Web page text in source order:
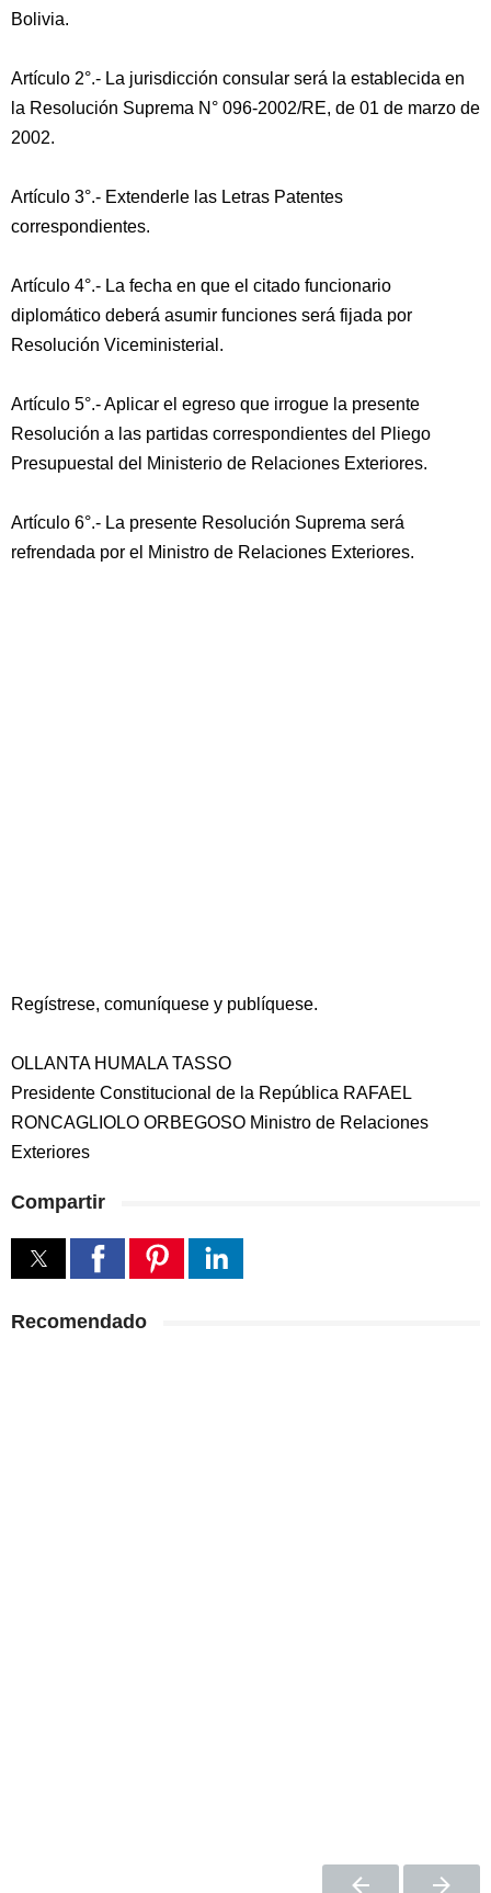
Bolivia.
Artículo 2°.- La jurisdicción consular será la establecida en
la Resolución Suprema N° 096-2002/RE, de 01 de marzo de
2002.
Artículo 3°.- Extenderle las Letras Patentes
correspondientes.
Artículo 4°.- La fecha en que el citado funcionario
diplomático deberá asumir funciones será fijada por
Resolución Viceministerial.
Artículo 5°.- Aplicar el egreso que irrogue la presente
Resolución a las partidas correspondientes del Pliego
Presupuestal del Ministerio de Relaciones Exteriores.
Artículo 6°.- La presente Resolución Suprema será
refrendada por el Ministro de Relaciones Exteriores.
Regístrese, comuníquese y publíquese.
OLLANTA HUMALA TASSO
Presidente Constitucional de la República RAFAEL
RONCAGLIOLO ORBEGOSO Ministro de Relaciones
Exteriores
Compartir
Recomendado